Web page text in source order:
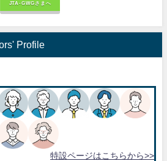
JTA-GWGさまへ
Profile
特設ページはこちらから>>